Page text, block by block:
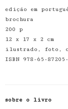
edição em
brochura
200 p
12 x 17 x 2 cm
ilustrado, foto,
ISBN 978-65-
sobre o livro